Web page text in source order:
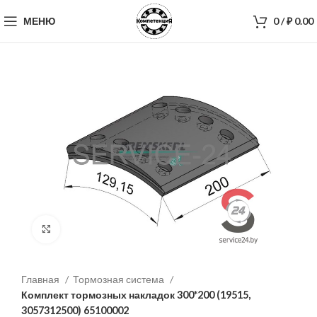
МЕНЮ 0/₽0.00
Нажмите, чтобы увеличить
Главная
Тормозная система
Комплект тормозных накладок 300*200 (19515,
3057312500) 65100002